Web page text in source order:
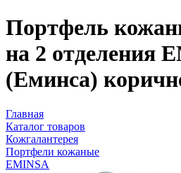
Портфель
на 2 отделения
(Еминса)
Главная
Каталог товаров
Кожгалантерея
Портфели кожаные
EMINSA